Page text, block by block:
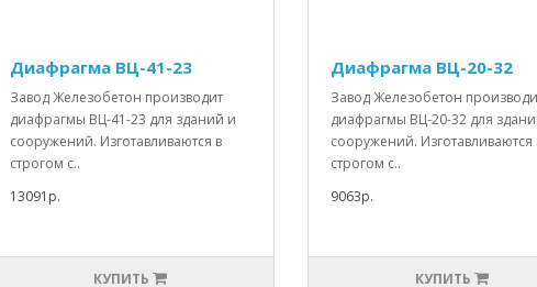
Диафрагма ВЦ-41-23
Завод Железобетон производит
диафрагмы ВЦ-41-23 для зданий и
сооружений. Изготавливаются в
строгом с..
13091р.
КУПИТЬ
Диафрагма ВЦ-20-32
Завод Железобетон
диафрагмы ВЦ-20-32 для
сооружений. Изготавливаются
строгом с..
9063р.
КУПИТЬ